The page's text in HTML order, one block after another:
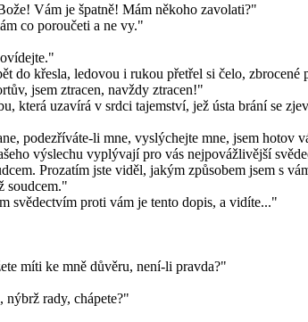
Vám je špatně! Mám někoho zavolati?"
co poroučeti a ne vy."
křesla, ledovou i rukou přetřel si čelo, zbrocené
jsem ztracen, navždy ztracen!"
která uzavírá v srdci tajemství, jež ústa brání se
podezříváte-li mne, vyslýchejte mne, jsem hotov
výslechu vyplývají pro vás nejpovážlivější
Prozatím jste viděl, jakým způsobem jsem s
soudcem."
svědectvím proti vám je tento dopis, a vidíte..."
míti ke mně důvěru, není-li pravda?"
rady, chápete?"